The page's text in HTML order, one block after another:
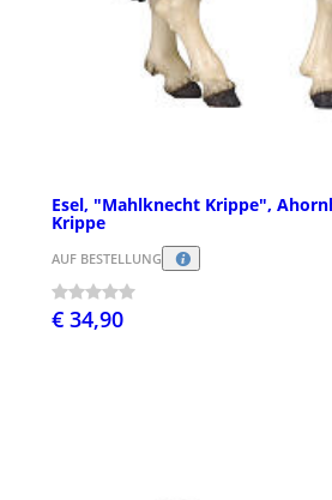
Esel, "Mahlknecht Krippe",
Krippe
AUF BESTELLUNG
€ 34,90